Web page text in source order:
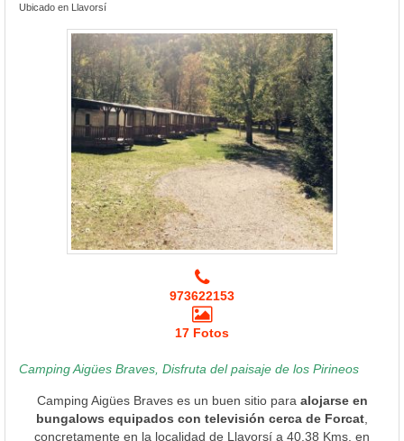
Ubicado en Llavorsí
973622153
17 Fotos
Camping Aigües Braves, Disfruta del paisaje de los Pirineos
Camping Aigües Braves es un buen sitio para alojarse en
bungalows equipados con televisión cerca de Forcat
concretamente en la localidad de Llavorsí a 40.38 Kms. en